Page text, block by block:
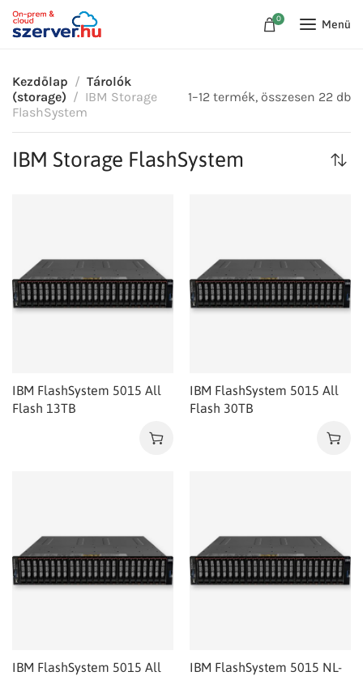
0 Menü
Kezdőlap
Tárolók
(storage)
IBM Storage
FlashSystem
1–12 termék, összesen 22 db
IBM Storage FlashSystem
IBM FlashSystem 5015 All
Flash 13TB
IBM FlashSystem 5015 All
Flash 30TB
IBM FlashSystem 5015 All
IBM FlashSystem 5015 NL-